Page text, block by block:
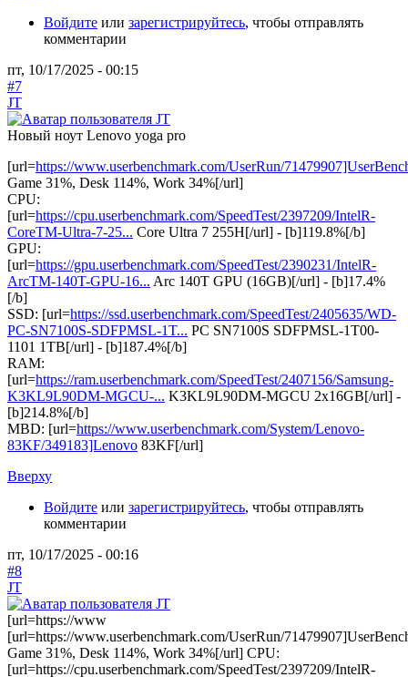
Войдите или зарегистрируйтесь, чтобы отправлять
комментарии
пт, 10/17/2025 - 00:15
#7
JT
Новый ноут Lenovo yoga pro
[url=https://www.userbenchmark.com/UserRun/
Game 31%, Desk 114%, Work 34%[/url]
CPU:
[url=https://cpu.userbenchmark.com/SpeedTest/2397209/IntelR-
CoreTM-Ultra-7-25... Core Ultra 7 255H[/url] - [b]119.8%[/b]
GPU:
[url=https://gpu.userbenchmark.com/SpeedTest/2390231/IntelR-
ArcTM-140T-GPU-16... Arc 140T GPU (16GB)[/url] - [b]17.4%
[/b]
SSD: [url=https://ssd.userbenchmark.com/SpeedTest/2405635/WD-
PC-SN7100S-SDFPMSL-1T... PC SN7100S SDFPMSL-1T00-
1101 1TB[/url] - [b]187.4%[/b]
RAM:
[url=https://ram.userbenchmark.com/SpeedTest/2407156/Samsung-
K3KL9L90DM-MGCU-... K3KL9L90DM-MGCU 2x16GB[/url] -
[b]214.8%[/b]
MBD: [url=https://www.userbenchmark.com/System/Lenovo-
83KF/349183]Lenovo 83KF[/url]
Вверху
Войдите или зарегистрируйтесь, чтобы отправлять
комментарии
пт, 10/17/2025 - 00:16
#8
JT
[url=https://www
[url=https://www.userbenchmark.com/UserRun/
Game 31%, Desk 114%, Work 34%[/url] CPU:
[url=https://cpu.userbenchmark.com/SpeedTest/2397209/IntelR-